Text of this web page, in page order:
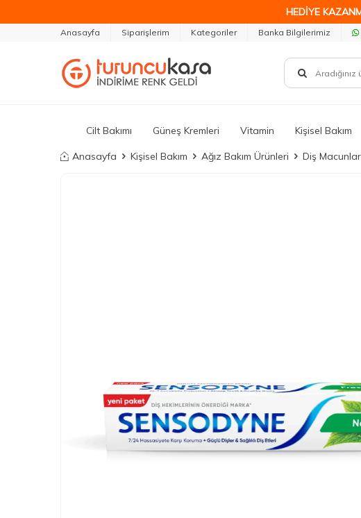
HEDİYE
Anasayfa Siparişlerim Kategoriler Banka Bilgilerimiz
Cilt Bakımı Güneş Kremleri Vitamin Kişisel Bakım
Anasayfa Kişisel Bakım Ağız Bakım Ürünleri Diş